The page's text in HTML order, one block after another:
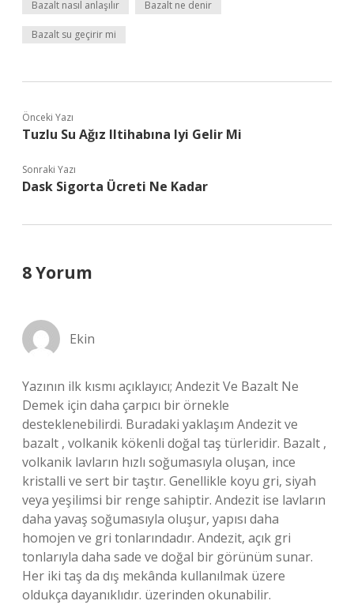
Bazalt nasıl anlaşılır Bazalt ne denir
Bazalt su geçirir mi
Önceki Yazı
Tuzlu Su Ağız Iltihabına Iyi Gelir Mi
Sonraki Yazı
Dask Sigorta Ücreti Ne Kadar
8 Yorum
Ekin
Yazının ilk kısmı açıklayıcı; Andezit Ve Bazalt Ne
Demek için daha çarpıcı bir örnekle
desteklenebilirdi. Buradaki yaklaşım Andezit ve
bazalt , volkanik kökenli doğal taş türleridir. Bazalt ,
volkanik lavların hızlı soğumasıyla oluşan, ince
kristalli ve sert bir taştır. Genellikle koyu gri, siyah
veya yeşilimsi bir renge sahiptir. Andezit ise lavların
daha yavaş soğumasıyla oluşur, yapısı daha
homojen ve gri tonlarındadır. Andezit, açık gri
tonlarıyla daha sade ve doğal bir görünüm sunar.
Her iki taş da dış mekânda kullanılmak üzere
oldukça dayanıklıdır. üzerinden okunabilir.